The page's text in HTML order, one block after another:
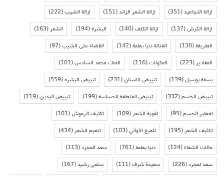
ازالة التجاعيد(351) ازالة الشعر الزائد(151) ازالة الشيب(222)
ازالة الكرش(137) ازالة الكلف(140) البشرة(194) الشعر(163)
الطريقة(130) الفنانة دنيا بطمة(142) القضاء على الشيب(97)
المقادير(223) المكونات(116) الملك محمد السادس(101)
بسمة بوسيل(139) تبييض الاسنان(231) تبييض البشرة(559)
تبييض الجسم(332) تبييض المنطقة الحساسة(199) تبييض اليدين(119)
تعطير الجسم(95) تقوية الشعر(109) تكثيف الرموش(101)
تكثيف الشعر(195) تلميع الاواني(103) تنعيم الشعر(434)
حالات الشفاء(124) دنيا بطمة(761) سعد المجرد(113)
سعد لمجرد(226) سعيدة شرف(111) سلمى رشيد(167)